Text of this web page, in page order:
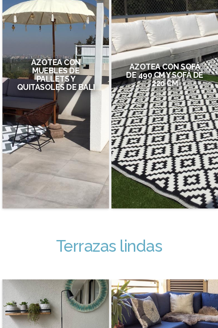
AZOTEA CON
MUEBLES DE
PALLETS Y
QUITASOLES DE BALI
AZOTEA CON SOFÁ
DE 490 CM Y SOFÁ DE
220 CM
Terrazas lindas